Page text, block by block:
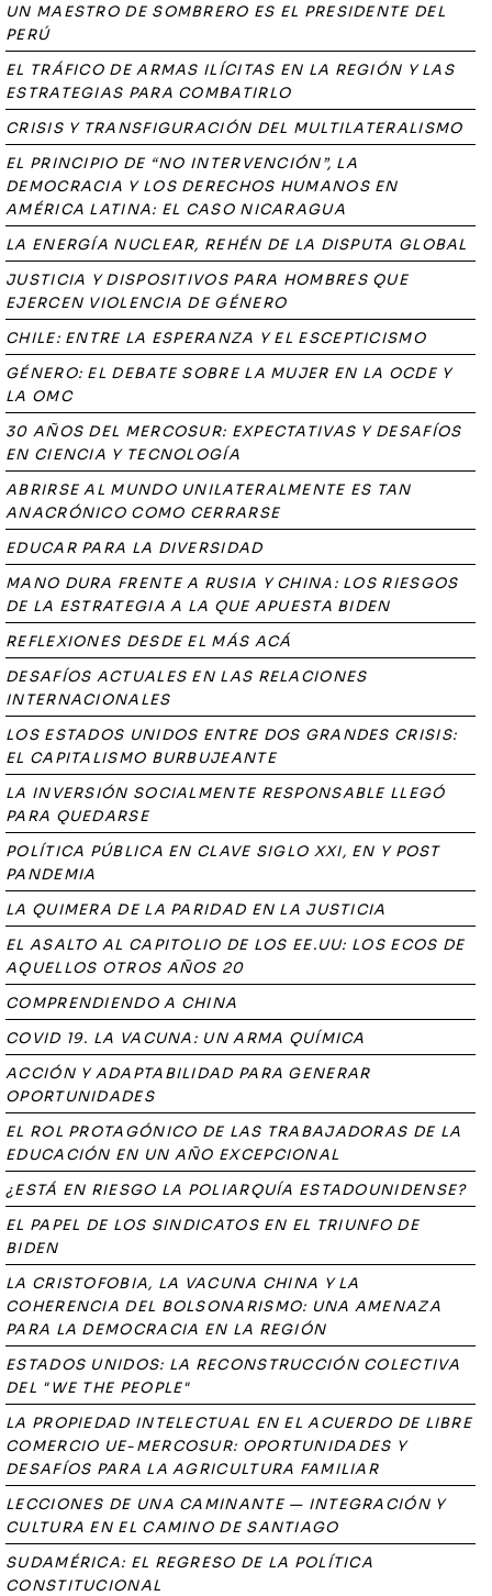
UN MAESTRO DE SOMBRERO ES EL PRESIDENTE DEL
PERÚ
EL TRÁFICO DE ARMAS ILÍCITAS EN LA REGIÓN Y LAS
ESTRATEGIAS PARA COMBATIRLO
CRISIS Y TRANSFIGURACIÓN DEL MULTILATERALISMO
EL PRINCIPIO DE “NO INTERVENCIÓN”, LA
DEMOCRACIA Y LOS DERECHOS HUMANOS EN
AMÉRICA LATINA: EL CASO NICARAGUA
LA ENERGÍA NUCLEAR, REHÉN DE LA DISPUTA GLOBAL
JUSTICIA Y DISPOSITIVOS PARA HOMBRES QUE
EJERCEN VIOLENCIA DE GÉNERO
CHILE: ENTRE LA ESPERANZA Y EL ESCEPTICISMO
GÉNERO: EL DEBATE SOBRE LA MUJER EN LA OCDE Y
LA OMC
30 AÑOS DEL MERCOSUR: EXPECTATIVAS Y DESAFÍOS
EN CIENCIA Y TECNOLOGÍA
ABRIRSE AL MUNDO UNILATERALMENTE ES TAN
ANACRÓNICO COMO CERRARSE
EDUCAR PARA LA DIVERSIDAD
MANO DURA FRENTE A RUSIA Y CHINA: LOS RIESGOS
DE LA ESTRATEGIA A LA QUE APUESTA BIDEN
REFLEXIONES DESDE EL MÁS ACÁ
DESAFÍOS ACTUALES EN LAS RELACIONES
INTERNACIONALES
LOS ESTADOS UNIDOS ENTRE DOS GRANDES CRISIS:
EL CAPITALISMO BURBUJEANTE
LA INVERSIÓN SOCIALMENTE RESPONSABLE LLEGÓ
PARA QUEDARSE
POLÍTICA PÚBLICA EN CLAVE SIGLO XXI, EN Y POST
PANDEMIA
LA QUIMERA DE LA PARIDAD EN LA JUSTICIA
EL ASALTO AL CAPITOLIO DE LOS EE.UU: LOS ECOS DE
AQUELLOS OTROS AÑOS 20
COMPRENDIENDO A CHINA
COVID 19. LA VACUNA: UN ARMA QUÍMICA
ACCIÓN Y ADAPTABILIDAD PARA GENERAR
OPORTUNIDADES
EL ROL PROTAGÓNICO DE LAS TRABAJADORAS DE LA
EDUCACIÓN EN UN AÑO EXCEPCIONAL
¿ESTÁ EN RIESGO LA POLIARQUÍA ESTADOUNIDENSE?
EL PAPEL DE LOS SINDICATOS EN EL TRIUNFO DE
BIDEN
LA CRISTOFOBIA, LA VACUNA CHINA Y LA
COHERENCIA DEL BOLSONARISMO: UNA AMENAZA
PARA LA DEMOCRACIA EN LA REGIÓN
ESTADOS UNIDOS: LA RECONSTRUCCIÓN COLECTIVA
DEL "WE THE PEOPLE"
LA PROPIEDAD INTELECTUAL EN EL ACUERDO DE LIBRE
COMERCIO UE-MERCOSUR: OPORTUNIDADES Y
DESAFÍOS PARA LA AGRICULTURA FAMILIAR
LECCIONES DE UNA CAMINANTE — INTEGRACIÓN Y
CULTURA EN EL CAMINO DE SANTIAGO
SUDAMÉRICA: EL REGRESO DE LA POLÍTICA
CONSTITUCIONAL